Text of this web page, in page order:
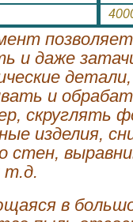
позволяет
и даже
детали,
и
скруглять
изделия,
стен,
т.д.
в